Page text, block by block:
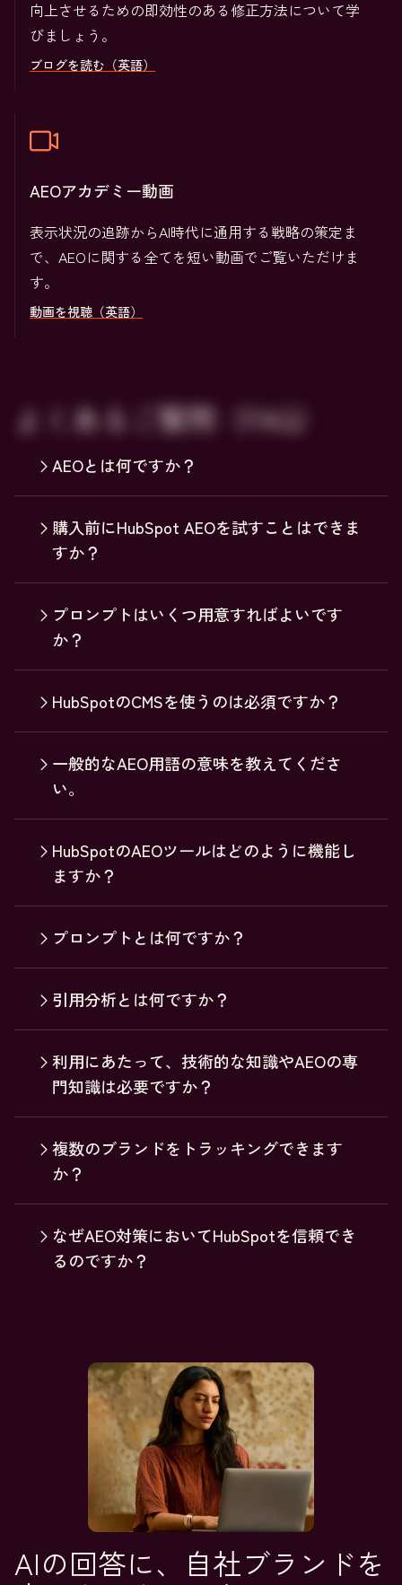
向上させるための即効性のある修正方法について学
びましょう。
ブログを読む（英語）
AEOアカデミー動画
表示状況の追跡からAI時代に通用する戦略の策定ま
で、AEOに関する全てを短い動画でご覧いただけま
す。
動画を視聴（英語）
よくあるご質問（FAQ）
AEOとは何ですか？
購入前にHubSpot AEOを試すことはできま
すか？
プロンプトはいくつ用意すればよいです
か？
HubSpotのCMSを使うのは必須ですか？
一般的なAEO用語の意味を教えてくださ
い。
HubSpotのAEOツールはどのように機能し
ますか？
プロンプトとは何ですか？
引用分析とは何ですか？
利用にあたって、技術的な知識やAEOの専
門知識は必要ですか？
複数のブランドをトラッキングできます
か？
なぜAEO対策においてHubSpotを信頼でき
るのですか？
AIの回答に、自社ブランドを